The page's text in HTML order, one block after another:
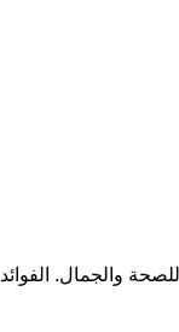
والجمال. الفوائد